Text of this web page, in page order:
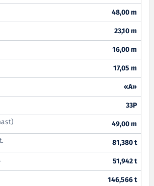
48,00 m
23,10 m
16,00 m
17,05 m
«A»
33P
49,00 m
81,380 t
51,942 t
146,566 t